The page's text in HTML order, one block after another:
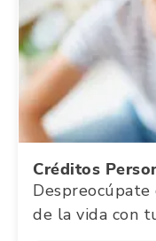
Créditos
de la vida con